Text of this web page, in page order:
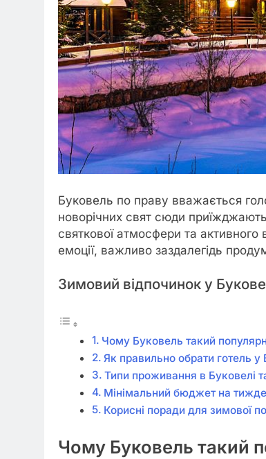
Буковель по праву вважається
новорічних свят сюди
святкової атмосфери та
емоції, важливо заздалегідь
Зимовий відпочинок у
Чому Буковель такий
Як правильно обрати готель у
Типи проживання в Буковелі
Мінімальний бюджет на
Корисні поради для зимової
Чому Буковель такий